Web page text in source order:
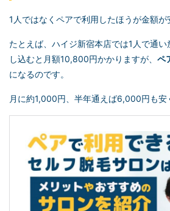
1人ではなくペアで利用したほうが金額が
たとえば、ハイジ新宿本店では1人で通
し込むと月額10,800円かかりますが、 ペ
になるのです。
月に約1,000円、半年通えば6,000円も安